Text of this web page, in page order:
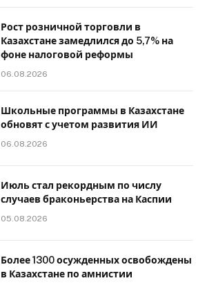
Рост розничной торговли в
Казахстане замедлился до 5,7% на
фоне налоговой реформы
06.08.2026
Школьные программы в Казахстане
обновят с учетом развития ИИ
06.08.2026
Июль стал рекордным по числу
случаев браконьерства на Каспии
05.08.2026
Более 1300 осужденных освобождены
в Казахстане по амнистии